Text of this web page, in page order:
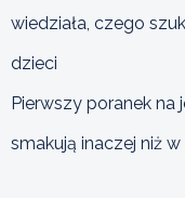
wiedziała, czego
dzieci
Pierwszy poranek
smakują inaczej niż w